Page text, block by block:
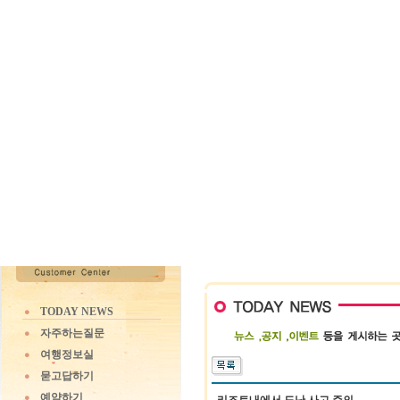
TODAY NEWS
자주하는질문
여행정보실
묻고답하기
예약하기